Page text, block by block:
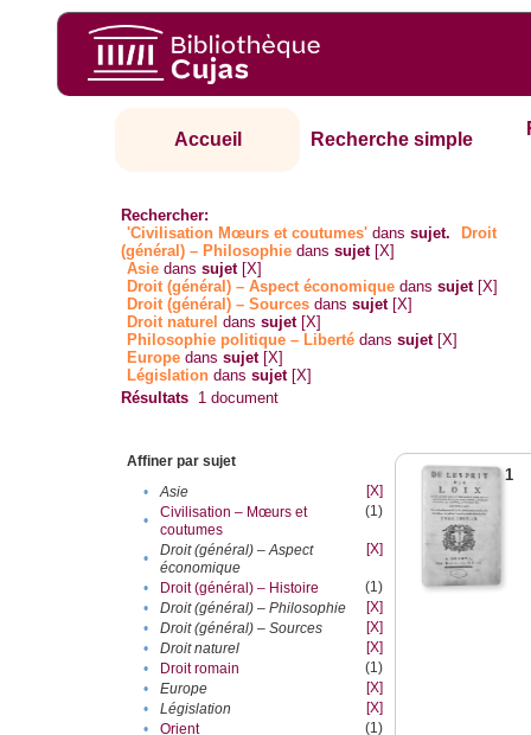
Accueil Recherche simple
Rechercher:
'Civilisation Mœurs et coutumes' danssujet.
Droit
(général) – Philosophie danssujet [X]
Asie danssujet [X]
Droit (général) – Aspect économique danssujet [X]
Droit (général) – Sources danssujet [X]
Droit naturel danssujet [X]
Philosophie politique – Liberté danssujet [X]
Europe danssujet [X]
Législation danssujet [X]
Résultats 1 document
Affiner par sujet
•
Asie
[X]
•
Civilisation – Mœurs et
coutumes
(1)
•
Droit (général) – Aspect
économique
[X]
• Droit (général) – Histoire
(1)
•
Droit (général) – Philosophie
[X]
•
Droit (général) – Sources
[X]
•
Droit naturel
[X]
•
Droit romain
(1)
•
Europe
[X]
•
Législation
[X]
•
Orient
(1)
1